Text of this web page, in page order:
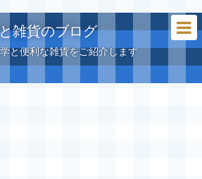
雑貨のブログ
と便利な雑貨をご紹介します